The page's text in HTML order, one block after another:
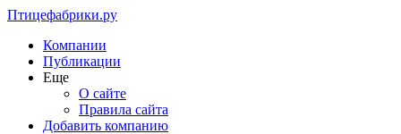
Птицефабрики.ру
Компании
Публикации
Еще
О сайте
Правила сайта
Добавить компанию